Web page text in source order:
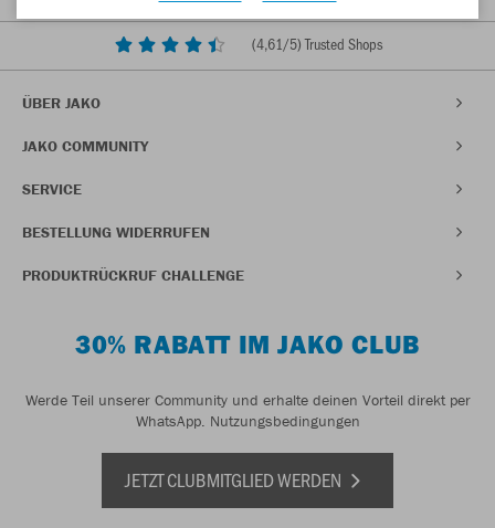
(4,61/5) Trusted Shops
ÜBER JAKO
JAKO COMMUNITY
SERVICE
BESTELLUNG WIDERRUFEN
PRODUKTRÜCKRUF CHALLENGE
30% RABATT IM JAKO CLUB
Werde Teil unserer Community und erhalte deinen Vorteil direkt per
WhatsApp. Nutzungsbedingungen
JETZT CLUBMITGLIED WERDEN